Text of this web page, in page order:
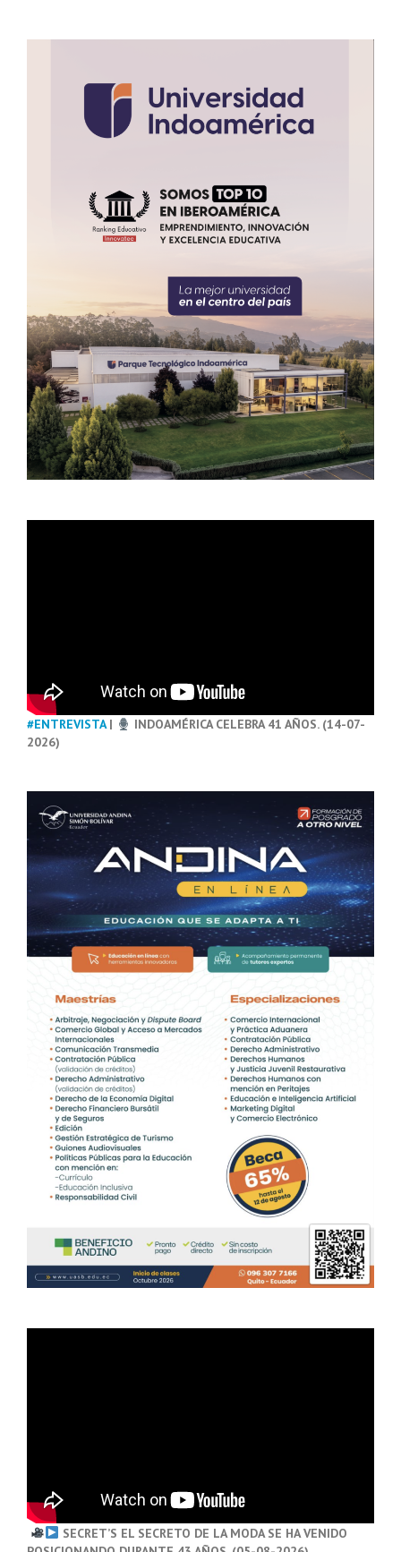
#ENTREVISTA|
INDOAMÉRICA CELEBRA 41 AÑOS. (14-07-
2026)
SECRET’S EL SECRETO DE LA MODA SE HA VENIDO